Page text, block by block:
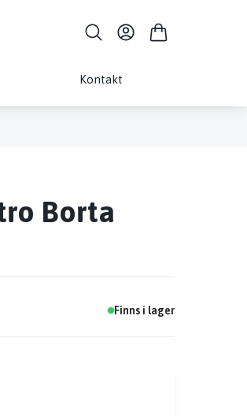
Kontakt
Borta
Finns i lager